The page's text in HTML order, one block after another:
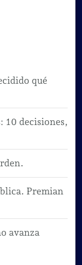
qué
10 decisiones,
Premian
avanza